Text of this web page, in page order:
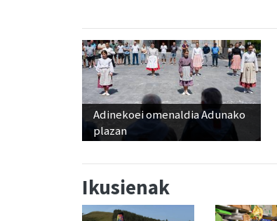
Adinekoei omenaldia Adunako
plazan
Ikusienak